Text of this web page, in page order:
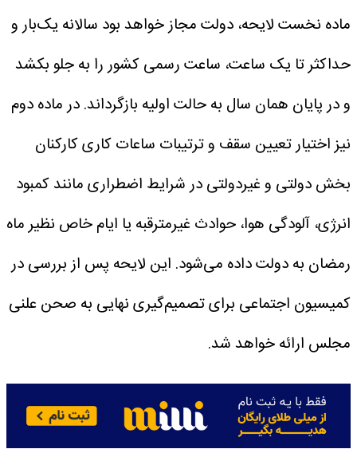
ماده نخست لایحه، دولت مجاز خواهد بود سالانه یک‌بار و
حداکثر تا یک ساعت، ساعت رسمی کشور را به جلو بکشد
و در پایان همان سال به حالت اولیه بازگرداند. در ماده دوم
نیز اختیار تعیین سقف و ترتیبات ساعات کاری کارکنان
بخش دولتی و غیردولتی در شرایط اضطراری مانند کمبود
انرژی، آلودگی هوا، حوادث غیرمترقبه یا ایام خاص نظیر ماه
رمضان به دولت داده می‌شود. این لایحه پس از بررسی در
کمیسیون اجتماعی برای تصمیم‌گیری نهایی به صحن علنی
مجلس ارائه خواهد شد.